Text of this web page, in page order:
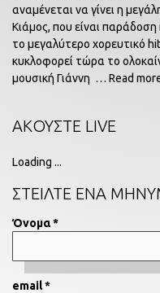
αναμένεται να γίνει η
Κιάμος, που είναι
το μεγαλύτερο χορευτικό
κυκλοφορεί τώρα το
μουσική Γιάννη … Read
ΑΚΟΥΣΤΕ LIVE
Loading ...
ΣΤΕΙΛΤΕ ΕΝΑ
Όνομα *
email *